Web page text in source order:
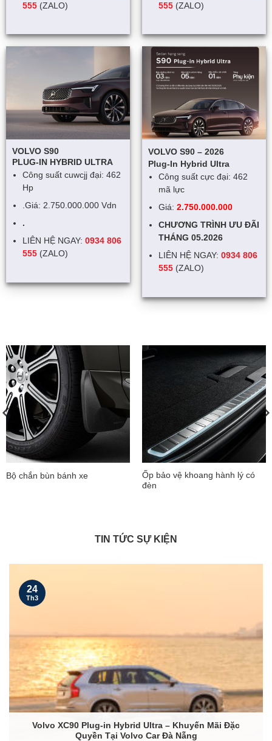
555 (ZALO)
555 (ZALO)
VOLVO S90
PLUG-IN HYBRID ULTRA
Công suất cuwcjj đại: 462
Hp
.Giá: 2.750.000.000 Vdn
.
LIÊN HỆ NGAY:0934 806
555 (ZALO)
VOLVO S90 – 2026
Plug-In Hybrid Ultra
Công suất cực đại: 462
mã lực
Giá:2.750.000.000
CHƯƠNG TRÌNH ƯU ĐÃI
THÁNG 05.2026
LIÊN HỆ NGAY:0934 806
555 (ZALO)
Bộ chắn bùn bánh xe
Ốp bảo vệ khoang hành lý có
đèn
TIN TỨC SỰ KIỆN
Volvo XC90 Plug-in Hybrid Ultra – Khuyến Mãi Đặc
Quyền Tại Volvo Car Đà Nẵng
24
Th3